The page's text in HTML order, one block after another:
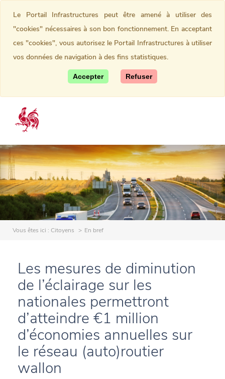
Vous êtes ici : Citoyens En bref
Les mesures de diminution
de l’éclairage sur les
nationales permettront
d’atteindre €1 million
d’économies annuelles sur
le réseau (auto)routier
wallon
Le Portail Infrastructures peut être amené à utiliser des
"cookies" nécessaires à son bon fonctionnement. En acceptant
ces "cookies", vous autorisez le Portail Infrastructures à utiliser
vos données de navigation à des fins statistiques.
Accepter Refuser